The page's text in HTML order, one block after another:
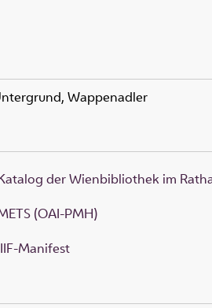
Wappenadler
der Wienbibliothek im
(OAI-PMH)
Manifest